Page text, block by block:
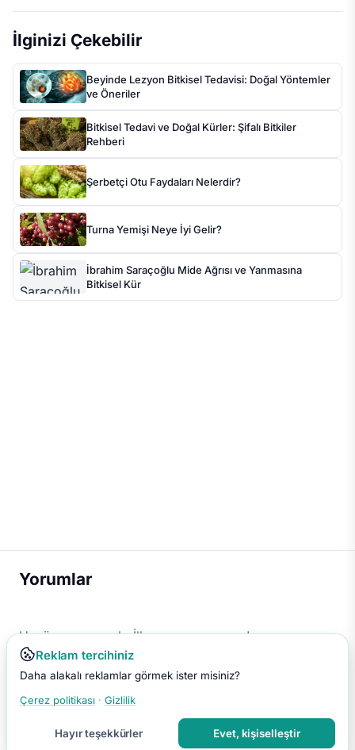
İlginizi Çekebilir
Beyinde Lezyon Bitkisel Tedavisi: Doğal Yöntemler
ve Öneriler
Bitkisel Tedavi ve Doğal Kürler: Şifalı Bitkiler
Rehberi
Şerbetçi Otu Faydaları Nelerdir?
Turna Yemişi Neye İyi Gelir?
İbrahim Saraçoğlu Mide Ağrısı ve Yanmasına
Bitkisel Kür
Yorumlar
Henüz yorum yok. İlk yorumu sen yap!
Reklam tercihiniz
Daha alakalı reklamlar görmek ister misiniz?
Çerez politikası · Gizlilik
Hayır teşekkürler Evet, kişiselleştir